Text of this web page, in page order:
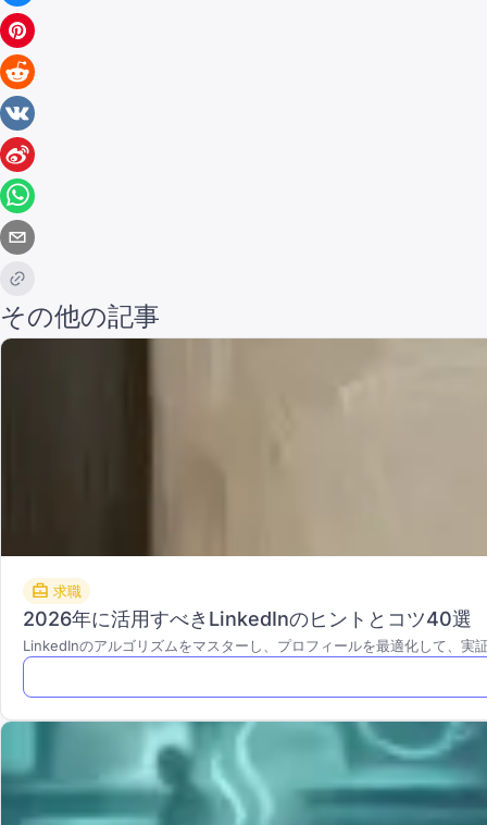
その他の記事
求職
2026年に活用すべきLinkedInのヒントとコツ40選
LinkedInのアルゴリズムをマスターし、プロフィールを最適化して、実